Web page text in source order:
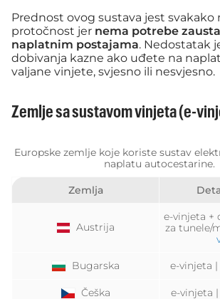
Prednost ovog sustava jest svakako
protočnost jer nema potrebe
naplatnim postajama. Nedostatak
dobivanja kazne ako uđete na
valjane vinjete, svjesno ili nesvjesno.
Zemlje sa sustavom vinjeta (e-
Europske zemlje koje koriste sustav
naplatu autocestarine.
Zemlja
Austrija
e-vinjeta +
za tunele/
Bugarska e-vinjeta |
Češka e-vinjeta |